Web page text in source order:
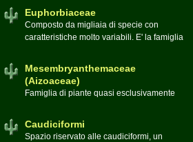
Euphorbiaceae
Composto da migliaia di specie con
caratteristiche molto variabili. E' la famiglia
popolazioni anche nel nostro paese
Moderatorebeppe58
Mesembryanthemaceae
(Aizoaceae)
Famiglia di piante quasi esclusivamente
appartenenti alla famiglia
Caudiciformi
Spazio riservato alle caudiciformi, un